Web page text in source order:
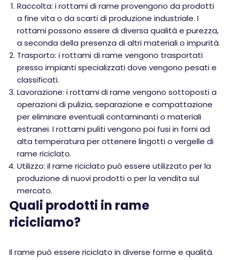
Raccolta: i rottami di rame provengono da prodotti
a fine vita o da scarti di produzione industriale. I
rottami possono essere di diversa qualità e purezza,
a seconda della presenza di altri materiali o impurità.
Trasporto: i rottami di rame vengono trasportati
presso impianti specializzati dove vengono pesati e
classificati.
Lavorazione: i rottami di rame vengono sottoposti a
operazioni di pulizia, separazione e compattazione
per eliminare eventuali contaminanti o materiali
estranei. I rottami puliti vengono poi fusi in forni ad
alta temperatura per ottenere lingotti o vergelle di
rame riciclato.
Utilizzo: il rame riciclato può essere utilizzato per la
produzione di nuovi prodotti o per la vendita sul
mercato.
Quali prodotti in rame
ricicliamo?
Il rame può essere riciclato in diverse forme e qualità.